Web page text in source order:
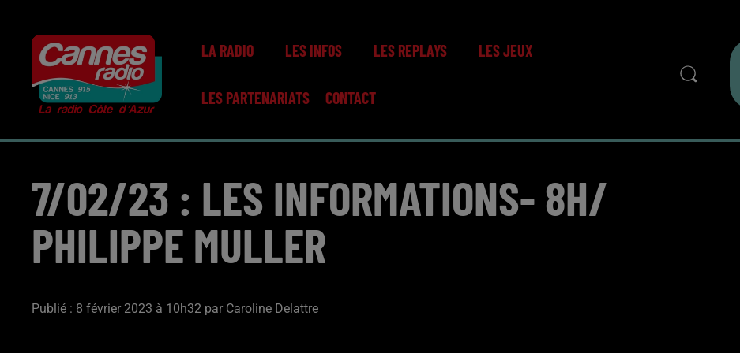
LA RADIO LES INFOS LES REPLAYS LES JEUX
LES PARTENARIATS CONTACT
7/02/23 : LES INFORMATIONS- 8H/
PHILIPPE MULLER
Publié : 8 février 2023 à 10h32 par Caroline Delattre